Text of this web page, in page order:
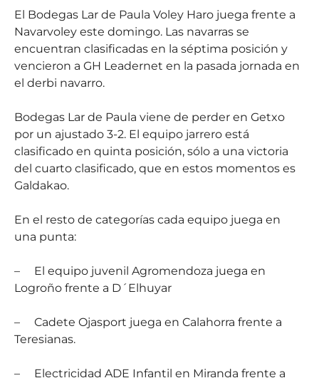
El Bodegas Lar de Paula Voley Haro juega frente a
Navarvoley este domingo. Las navarras se
encuentran clasificadas en la séptima posición y
vencieron a GH Leadernet en la pasada jornada en
el derbi navarro.
Bodegas Lar de Paula viene de perder en Getxo
por un ajustado 3-2. El equipo jarrero está
clasificado en quinta posición, sólo a una victoria
del cuarto clasificado, que en estos momentos es
Galdakao.
En el resto de categorías cada equipo juega en
una punta:
–
El equipo juvenil Agromendoza juega en
Logroño frente a D´Elhuyar
–
Cadete Ojasport juega en Calahorra frente a
Teresianas.
–
Electricidad ADE Infantil en Miranda frente a